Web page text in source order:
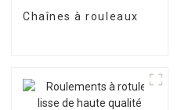
Chaînes à rouleaux